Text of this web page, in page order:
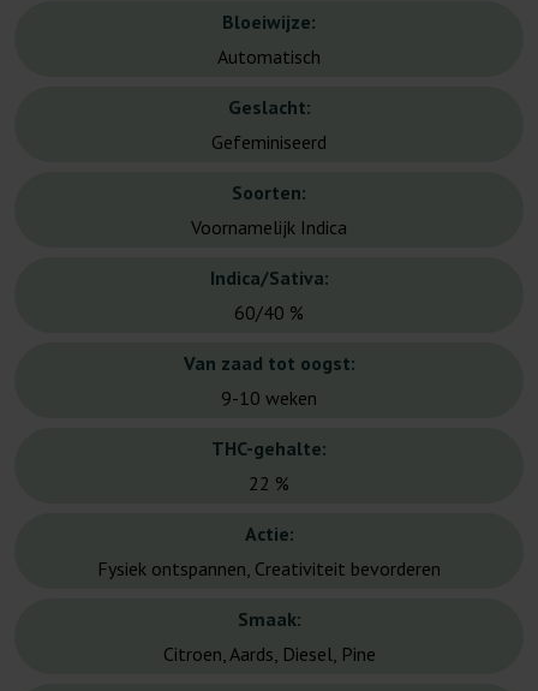
Bloeiwijze:
Automatisch
Geslacht:
Gefeminiseerd
Soorten:
Voornamelijk Indica
Indica/Sativa:
60/40 %
Van zaad tot oogst:
9-10 weken
THC-gehalte:
22 %
Actie:
Fysiek ontspannen, Creativiteit bevorderen
Smaak:
Citroen, Aards, Diesel, Pine